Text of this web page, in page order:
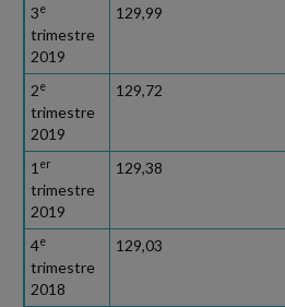
3e
trimestre
2019
129,99
2e
trimestre
2019
129,72
1 er
trimestre
2019
129,38
4e
trimestre
2018
129,03